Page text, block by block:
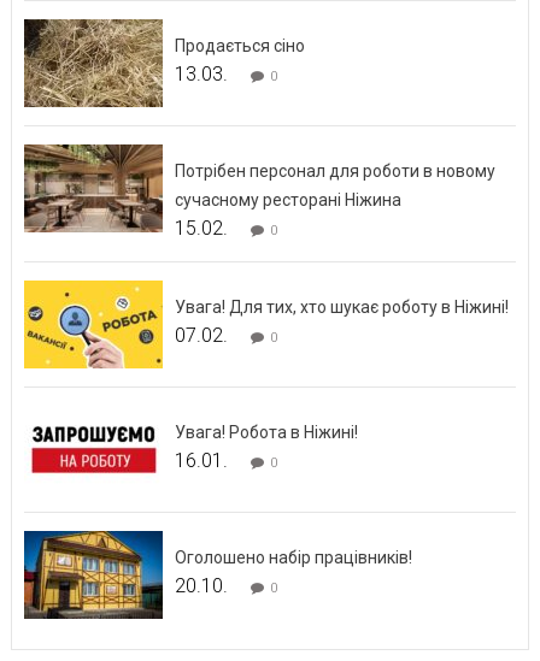
Продається сіно
13.03. 0
Потрібен персонал для роботи в новому
сучасному ресторані Ніжина
15.02. 0
Увага! Для тих, хто шукає роботу в Ніжині!
07.02. 0
Увага! Робота в Ніжині!
16.01. 0
Оголошено набір працівників!
20.10. 0